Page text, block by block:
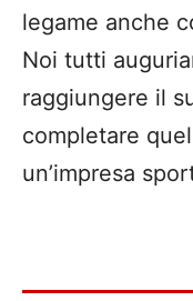
legame anche
Noi tutti
raggiungere il
completare
un’impresa